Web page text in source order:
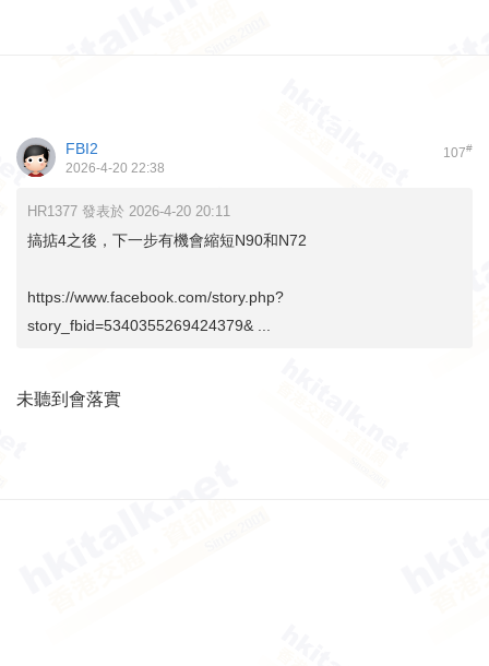
107#
FBI2
2026-4-20 22:38
HR1377 發表於 2026-4-20 20:11
搞掂4之後，下一步有機會縮短N90和N72
https://www.facebook.com/story.php?
story_fbid=5340355269424379& ...
未聽到會落實